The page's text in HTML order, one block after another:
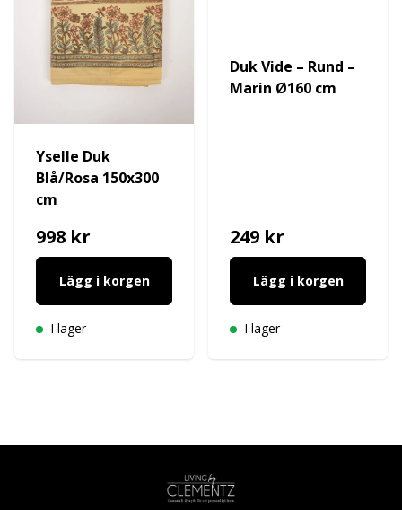
Yselle Duk
Blå/Rosa 150x300
cm
998 kr
Lägg i korgen
I lager
Duk Vide – Rund –
Marin Ø160 cm
249 kr
Lägg i korgen
I lager